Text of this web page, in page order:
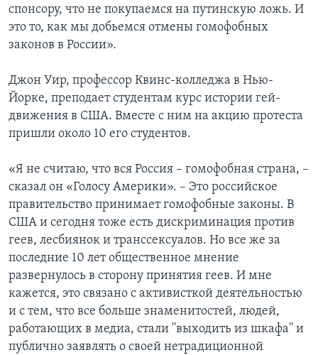
спонсору, что не покупаемся на путинскую ложь. И
это то, как мы добьемся отмены гомофобных
законов в России».
Джон Уир, профессор Квинс-колледжа в Нью-
Йорке, преподает студентам курс истории гей-
движения в США. Вместе с ним на акцию протеста
пришли около 10 его студентов.
«Я не считаю, что вся Россия – гомофобная страна, –
сказал он «Голосу Америки». – Это российское
правительство принимает гомофобные законы. В
США и сегодня тоже есть дискриминация против
геев, лесбиянок и транссексуалов. Но все же за
последние 10 лет общественное мнение
развернулось в сторону принятия геев. И мне
кажется, это связано с активисткой деятельностью
и с тем, что все больше знаменитостей, людей,
работающих в медиа, стали ''выходить из шкафа'' и
публично заявлять о своей нетрадиционной